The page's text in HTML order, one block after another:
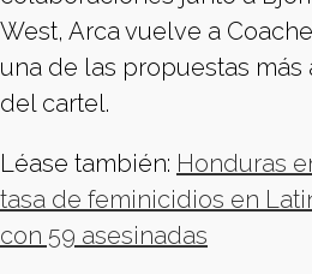
West, Arca vuelve a
una de las propuestas más
del cartel.
Léase también: Honduras
tasa de feminicidios en
con 59 asesinadas